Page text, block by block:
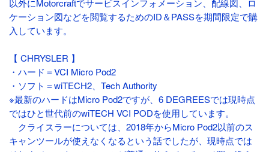
以外にMotorcraftでサービスインフォメーション、配線図、ロ
ケーション図などを閲覧するためのID＆PASSを期間限定で購
入しています。
【 CHRYSLER 】
・ハード＝VCI Micro Pod2
・ソフト＝wiTECH2、Tech Authority
※最新のハードはMicro Pod2ですが、6 DEGREESでは現時点
ではひと世代前のwiTECH VCI PODを使用しています。
クライスラーについては、2018年からMicro Pod2以前のス
キャンツールが使えなくなるという話でしたが、現時点では